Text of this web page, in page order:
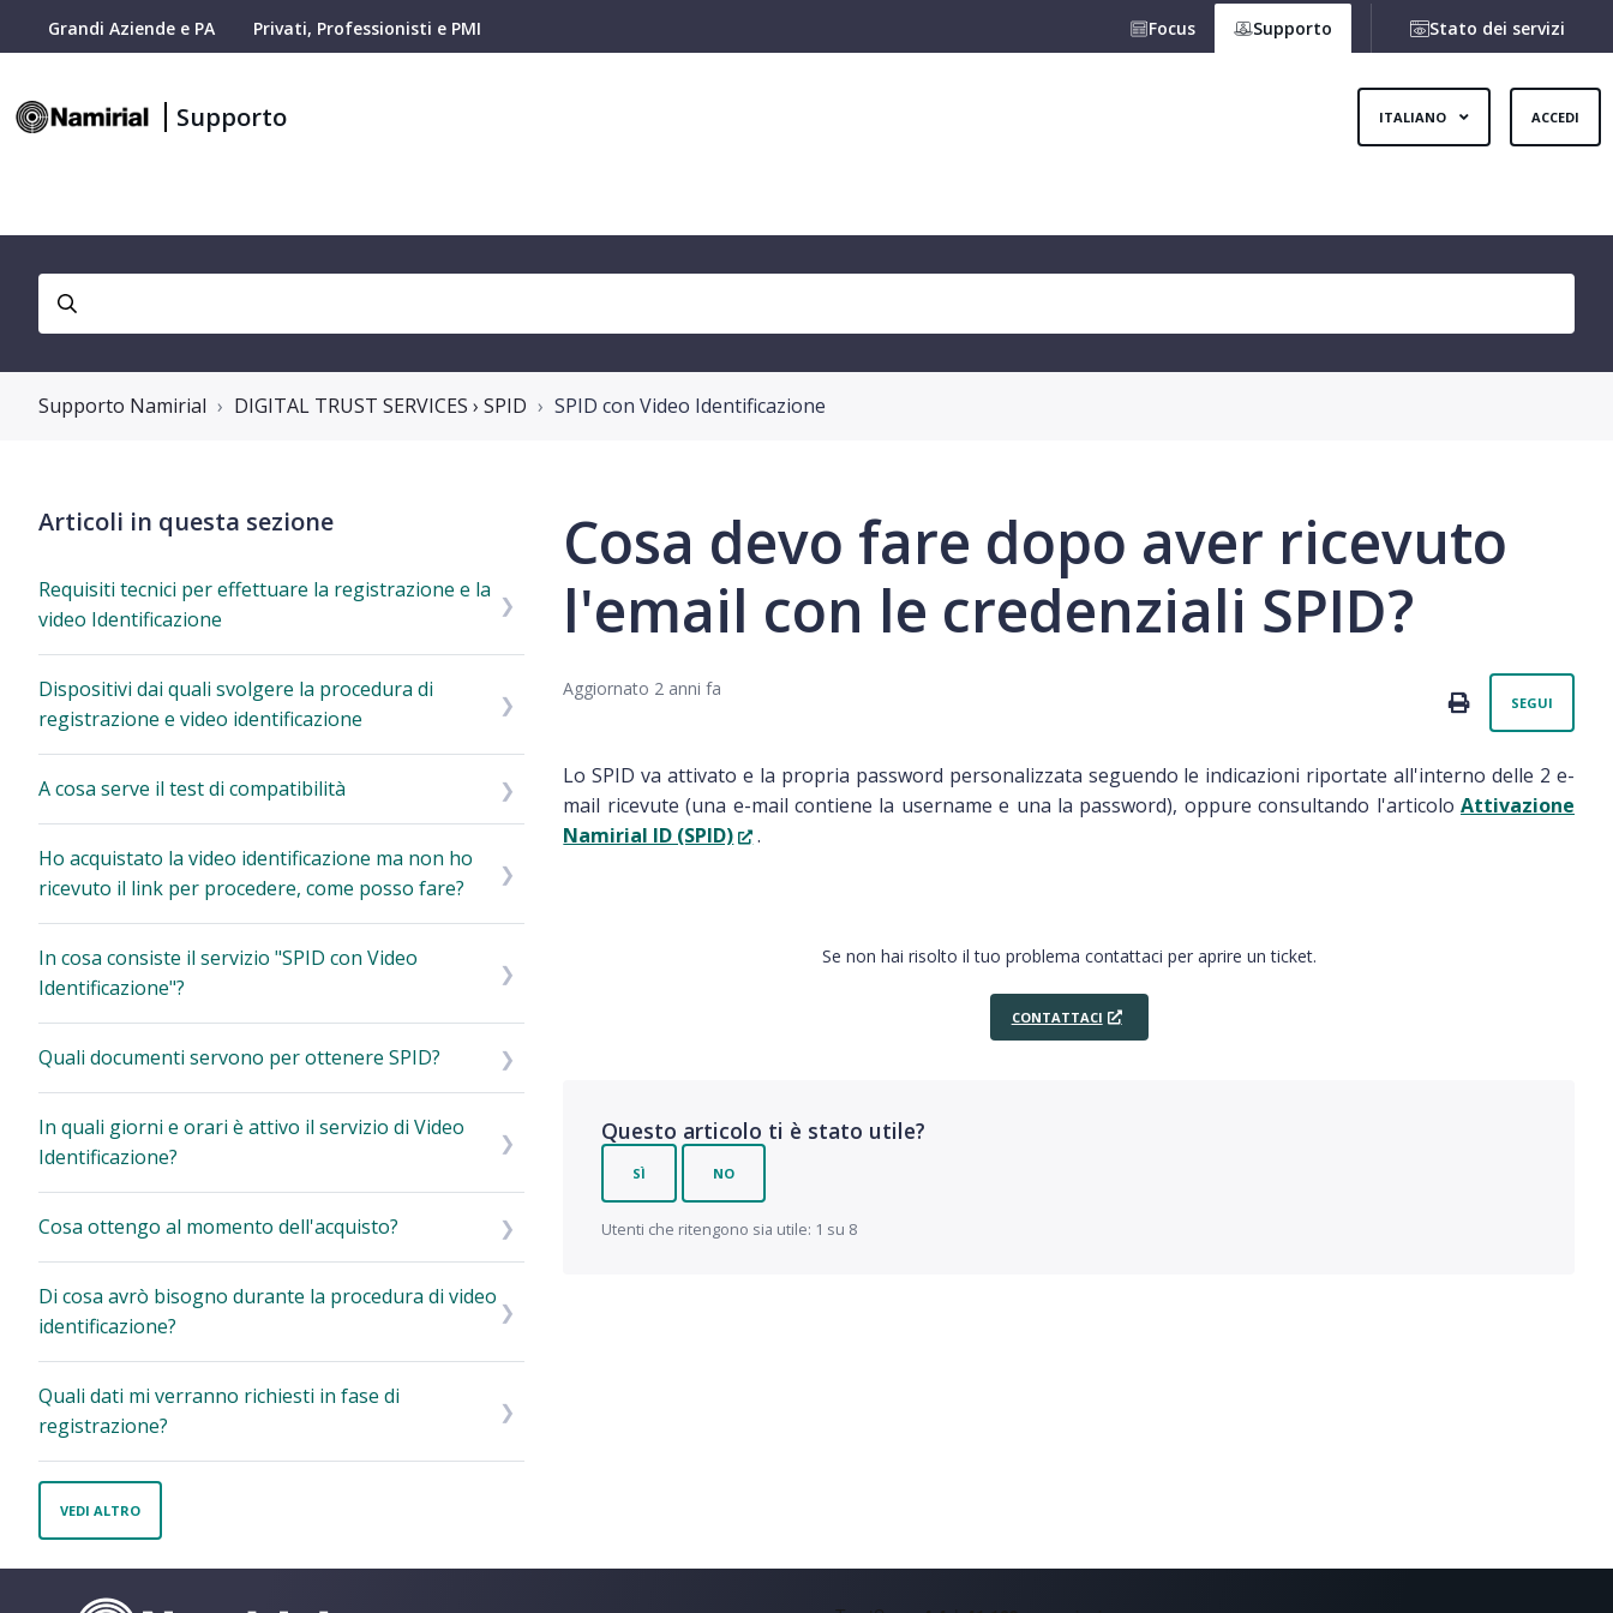
Grandi Aziende e PA Privati, Professionisti e PMI Focus Supporto Stato dei servizi
Supporto ITALIANO ACCEDI
Supporto Namirial DIGITAL TRUST SERVICES › SPID SPID con Video Identificazione
Articoli in questa sezione
Requisiti tecnici per effettuare la registrazione e la
video Identificazione
Dispositivi dai quali svolgere la procedura di
registrazione e video identificazione
A cosa serve il test di compatibilità
Ho acquistato la video identificazione ma non ho
ricevuto il link per procedere, come posso fare?
In cosa consiste il servizio "SPID con Video
Identificazione"?
Quali documenti servono per ottenere SPID?
In quali giorni e orari è attivo il servizio di Video
Identificazione?
Cosa ottengo al momento dell'acquisto?
Di cosa avrò bisogno durante la procedura di video
identificazione?
Quali dati mi verranno richiesti in fase di
registrazione?
VEDI ALTRO
Cosa devo fare dopo aver ricevuto
l'email con le credenziali SPID?
Aggiornato 2 anni fa PRINT
SEGUI
Lo SPID va attivato e la propria password personalizzata seguendo le indicazioni riportate all'interno delle 2 e-
mail ricevute (una e-mail contiene la username e una la password), oppure consultando l'articolo Attivazione
Namirial ID (SPID)
.
Se non hai risolto il tuo problema contattaci per aprire un ticket.
CONTATTACI
Questo articolo ti è stato utile?
SÌ NO
Utenti che ritengono sia utile: 1 su 8